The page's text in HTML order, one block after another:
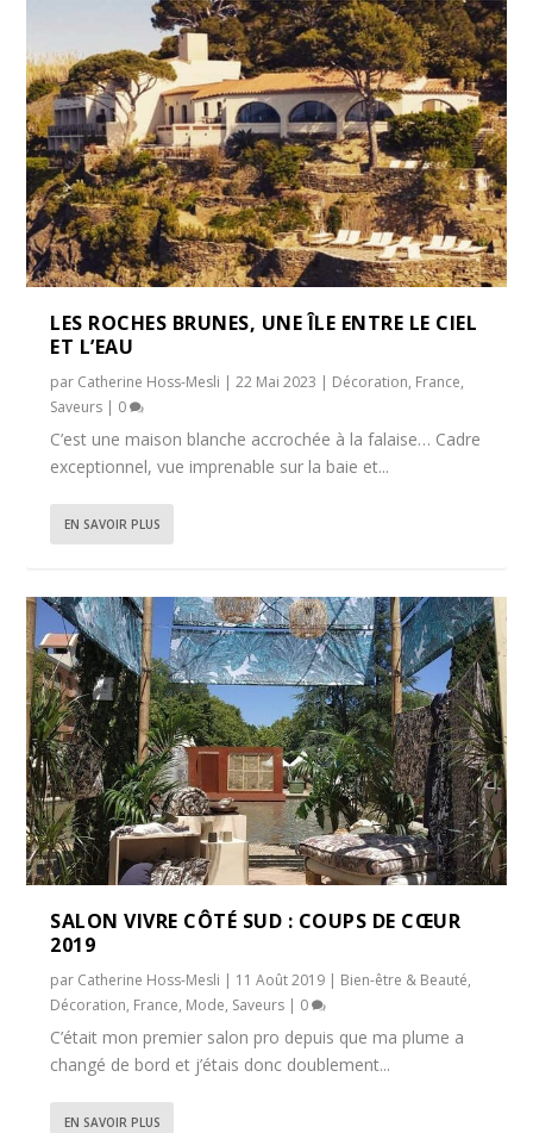
LES ROCHES BRUNES, UNE ÎLE ENTRE LE CIEL
ET L’EAU
par Catherine Hoss-Mesli |22 Mai 2023 | Décoration, France,
Saveurs | 0
C’est une maison blanche accrochée à la falaise… Cadre
exceptionnel, vue imprenable sur la baie et...
EN SAVOIR PLUS
SALON VIVRE CÔTÉ SUD : COUPS DE CŒUR
2019
par Catherine Hoss-Mesli | 11 Août 2019 | Bien-être & Beauté,
Décoration, France, Mode, Saveurs | 0
C’était mon premier salon pro depuis que ma plume a
changé de bord et j’étais donc doublement...
EN SAVOIR PLUS